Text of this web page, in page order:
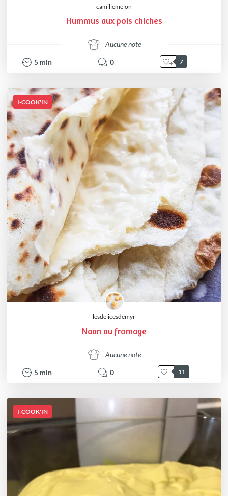
camillemelon
Hummus aux pois chiches
Aucune note
5 min 0 7
I-COOK'IN
lesdelicesdemyr
Naan au fromage
Aucune note
5 min 0 11
I-COOK'IN